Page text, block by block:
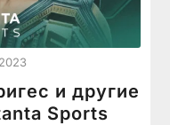
и другие
Sports